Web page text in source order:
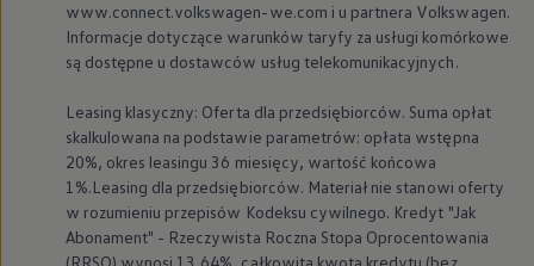
www.connect.volkswagen-we.com i u partnera Volkswagen.
Informacje dotyczące warunków taryfy za usługi komórkowe
są dostępne u dostawców usług telekomunikacyjnych.
Leasing klasyczny: Oferta dla przedsiębiorców. Suma opłat
skalkulowana na podstawie parametrów: opłata wstępna
20%, okres leasingu 36 miesięcy, wartość końcowa
1%.Leasing dla przedsiębiorców. Materiał nie stanowi oferty
w rozumieniu przepisów Kodeksu cywilnego. Kredyt "Jak
Abonament" - Rzeczywista Roczna Stopa Oprocentowania
(RRSO) wynosi 13,64%, całkowita kwota kredytu (bez